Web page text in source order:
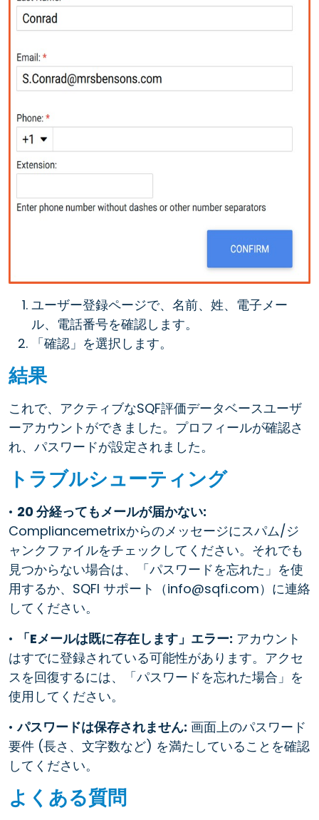
ユーザー登録ページで、名前、姓、電子メー
ル、電話番号を確認します。
「確認」を選択します。
結果
これで、アクティブなSQF評価データベースユーザ
ーアカウントができました。プロフィールが確認さ
れ、パスワードが設定されました。
トラブルシューティング
• 20 分経ってもメールが届かない:
Compliancemetrixからのメッセージにスパム/ジ
ャンクファイルをチェックしてください。それでも
見つからない場合は、「パスワードを忘れた」を使
用するか、SQFI サポート（info@sqfi.com）に連絡
してください。
•
「Eメールは既に存在します」エラー: アカウント
はすでに登録されている可能性があります。アクセ
スを回復するには、「パスワードを忘れた場合」を
使用してください。
•パスワードは保存されません: 画面上のパスワード
要件 (長さ、文字数など) を満たしていることを確認
してください。
よくある質問